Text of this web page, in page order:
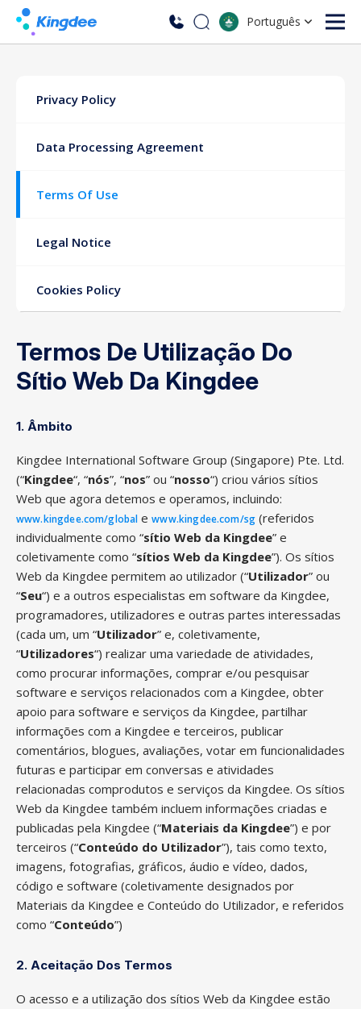
Português
Privacy Policy
Data Processing Agreement
Terms Of Use
Legal Notice
Cookies Policy
Termos De Utilização Do
SÍTio Web Da Kingdee
1. Âmbito
Kingdee International Software Group (Singapore) Pte. Ltd.
(“Kingdee“, “nós”, “nos” ou “nosso“) criou vários sítios
Web que agora detemos e operamos, incluindo:
www.kingdee.com/global ewww.kingdee.com/sg (referidos
individualmente como “sítio Web da Kingdee” e
coletivamente como “sítios Web da Kingdee”). Os sítios
Web da Kingdee permitem ao utilizador (“Utilizador” ou
“Seu“) e a outros especialistas em software da Kingdee,
programadores, utilizadores e outras partes interessadas
(cada um, um “Utilizador” e, coletivamente,
“Utilizadores“) realizar uma variedade de atividades,
como procurar informações, comprar e/ou pesquisar
software e serviços relacionados com a Kingdee, obter
apoio para software e serviços da Kingdee, partilhar
informações com a Kingdee e terceiros, publicar
comentários, blogues, avaliações, votar em funcionalidades
futuras e participar em conversas e atividades
relacionadas comprodutos e serviços da Kingdee. Os sítios
Web da Kingdee também incluem informações criadas e
publicadas pela Kingdee (“Materiais da Kingdee”) e por
terceiros (“Conteúdo do Utilizador”), tais como texto,
imagens, fotografias, gráficos, áudio e vídeo, dados,
código e software (coletivamente designados por
Materiais da Kingdee e Conteúdo do Utilizador, e referidos
como “Conteúdo”)
2. Aceitação Dos Termos
O acesso e a utilização dos sítios Web da Kingdee estão